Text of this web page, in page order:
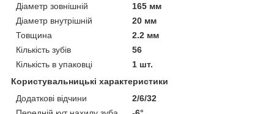
Діаметр зовнішній
165 мм
Діаметр внутрішній
20 мм
Товщина
2.2 мм
Кількість зубів
56
Кількість в упаковці
1 шт.
Користувальницькі характеристики
Додаткові відчини
2/6/32